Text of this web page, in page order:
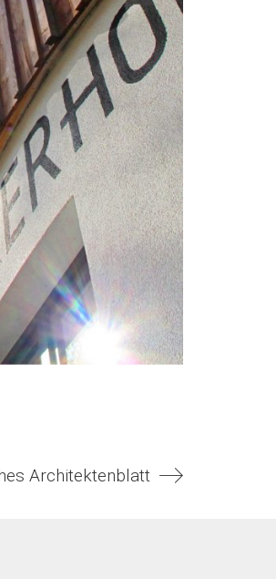
Architektenblatt